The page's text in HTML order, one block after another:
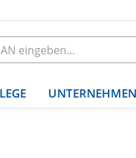
UNTERNEHMEN